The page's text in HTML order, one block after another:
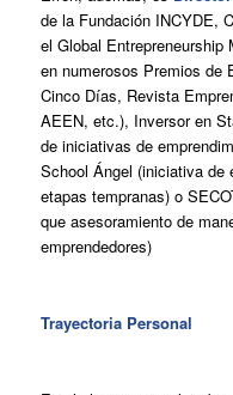
de la Fundación INCYDE,
el Global
en numerosos Premios de
Cinco Días, Revista
AEEN, etc.), Inversor en
de iniciativas de
School Ángel (iniciativa de
etapas tempranas) o
que asesoramiento de
emprendedores)
Trayectoria Personal